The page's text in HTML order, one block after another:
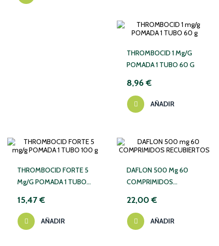
THROMBOCID 1 Mg/g
POMADA 1 TUBO 60 G
8,96 €
AÑADIR
THROMBOCID FORTE 5
Mg/g POMADA 1 TUBO
15,47 €
AÑADIR
DAFLON 500 Mg 60
COMPRIMIDOS
22,00 €
AÑADIR